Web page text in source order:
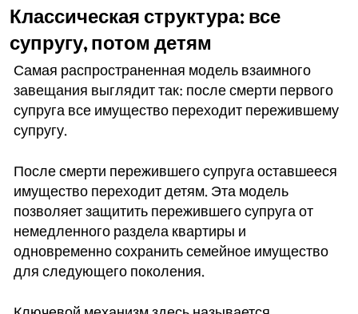
Классическая структура: все
супругу, потом детям
Самая распространенная модель взаимного
завещания выглядит так: после смерти первого
супруга все имущество переходит пережившему
супругу.
После смерти пережившего супруга оставшееся
имущество переходит детям. Эта модель
позволяет защитить пережившего супруга от
немедленного раздела квартиры и
одновременно сохранить семейное имущество
для следующего поколения.